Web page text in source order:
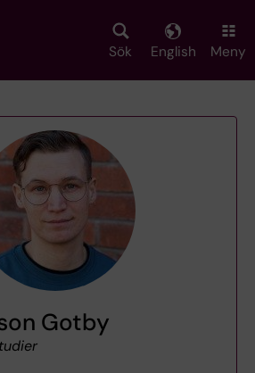
Sök English Meny
Gotby